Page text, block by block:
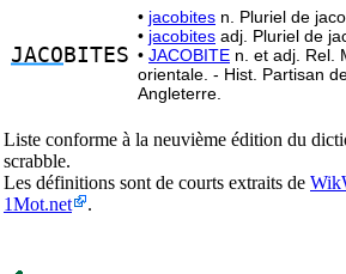
JACO BITES
• jacobites n. Pluriel de
• jacobites adj. Pluriel de
• JACOBITE n. et adj. Rel.
orientale. - Hist. Partisan
Angleterre.
Liste conforme à la neuvième édition du
scrabble.
Les définitions sont de courts extraits de
1Mot.net
.